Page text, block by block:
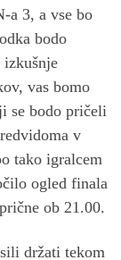
a 3, a vse bo
bodo
izkušnje
vas bomo
se bodo pričeli
v
tako igralcem
ogled finala
ob 21.00.
držati tekom